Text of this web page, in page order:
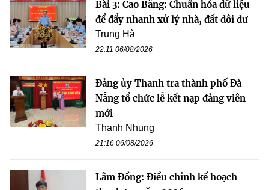
Bài 3: Cao Bằng: Chuẩn hóa dữ liệu
để đẩy nhanh xử lý nhà, đất dôi dư
Trung Hà
22:11 06/08/2026
Đảng ủy Thanh tra thành phố Đà
Nẵng tổ chức lễ kết nạp đảng viên
mới
Thanh Nhung
21:16 06/08/2026
Lâm Đồng: Điều chỉnh kế hoạch